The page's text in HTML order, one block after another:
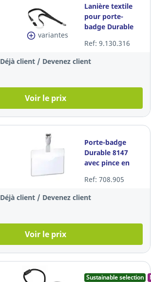
variantes
Lanière textile
pour porte-
badge Durable
paquet de 10
Ref: 9.130.316
Déjà client / Devenez client
Voir le prix
Porte-badge
Durable 8147
avec pince en
mm, les 25
pièces
Ref: 708.905
Déjà client / Devenez client
Voir le prix
Sustainable selection